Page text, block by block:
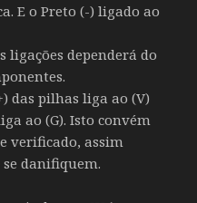
E o Preto (-) ligado ao
ligações dependerá do
das pilhas liga ao (V)
ao (G). Isto convém
verificado, assim
danifiquem.